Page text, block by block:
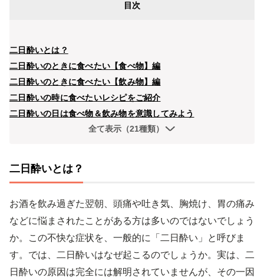
目次
二日酔いとは？
二日酔いのときに食べたい【食べ物】編
二日酔いのときに食べたい【飲み物】編
二日酔いの時に食べたいレシピをご紹介
二日酔いの日は食べ物＆飲み物を意識してみよう
全て表示（21種類）
二日酔いとは？
お酒を飲み過ぎた翌朝、頭痛や吐き気、胸焼け、胃の痛み
などに悩まされたことがある方は多いのではないでしょう
か。この不快な症状を、一般的に「二日酔い」と呼びま
す。では、二日酔いはなぜ起こるのでしょうか。実は、二
日酔いの原因は完全には解明されていませんが、その一因